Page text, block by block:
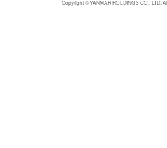
Copyright © YANMAR HOLDINGS CO., LTD.